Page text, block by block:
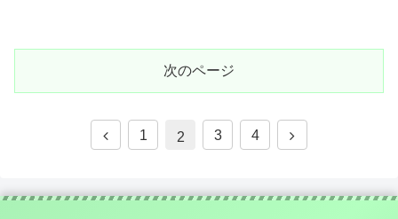
次のページ
前
1 2 3 4
次